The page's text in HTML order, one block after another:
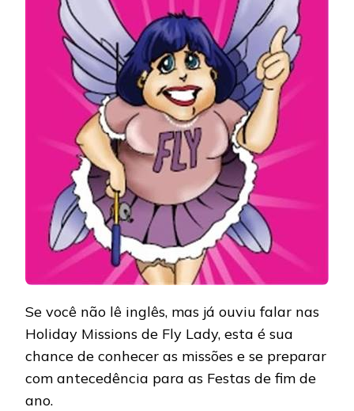
–
LADY
Se você não lê inglês, mas já ouviu falar nas
Holiday Missions de Fly Lady, esta é sua
chance de conhecer as missões e se preparar
com antecedência para as Festas de fim de
ano.